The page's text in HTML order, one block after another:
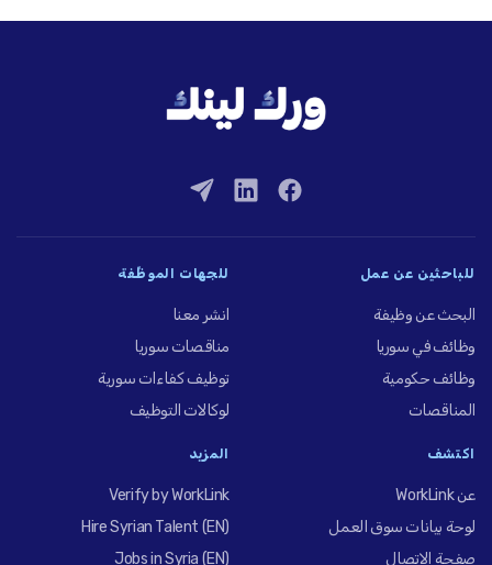
للباحثين عن عمل
البحث عن وظيفة
وظائف في سوريا
وظائف حكومية
المناقصات
للجهات الموظِّفة
انشر معنا
مناقصات سوريا
توظيف كفاءات سورية
لوكالات التوظيف
اكتشف
عن WorkLink
لوحة بيانات سوق العمل
صفحة الاتصال
المزيد
Verify by WorkLink
Hire Syrian Talent (EN)
Jobs in Syria (EN)